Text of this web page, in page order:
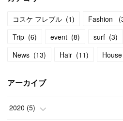
コスケ フレブル (1) Fashion (
Trip (6) event (8) surf (3)
News (13) Hair (11)
アーカイブ
2020 (5)